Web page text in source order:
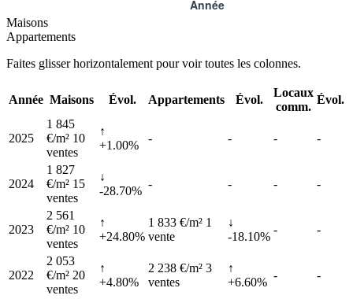
Maisons
Appartements
Faites glisser horizontalement pour voir toutes les colonnes.
Année Maisons Évol. Appartements Évol.
Locaux
comm.
Évol.
2025
1 845
€/m² 10
ventes
↑
+1.00%
- - - -
2024
1 827
€/m² 15
ventes
↓
-28.70%
- - - -
2023
2 561
€/m² 10
ventes
↑
+24.80%
1 833 €/m² 1
vente
↓
-18.10%
- -
2022
2 053
€/m² 20
ventes
↑
+4.80%
2 238 €/m² 3
ventes
↑
+6.60%
- -